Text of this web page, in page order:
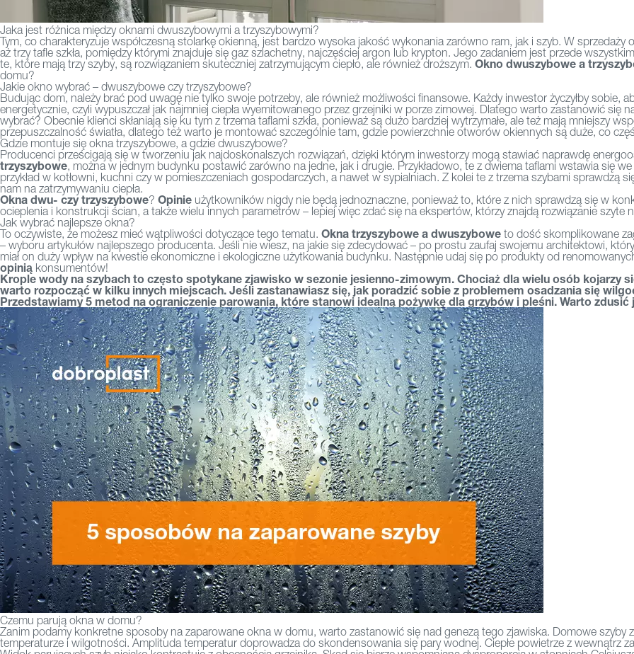
Jaka jest różnica między oknami dwuszybowymi a trzyszybowymi?
Tym, co charakteryzuje współczesną stolarkę okienną, jest bardzo wysoka jakość wykonania zarówno ram, jak i szyb. W
aż trzy tafle szkła, pomiędzy którymi znajduje się gaz szlachetny, najczęściej argon lub krypton. Jego zadaniem jest przede
te, które mają trzy szyby, są rozwiązaniem skuteczniej zatrzymującym ciepło, ale również droższym. Okno dwuszybowe a
domu?
Jakie okno wybrać – dwuszybowe czy trzyszybowe?
Budując dom, należy brać pod uwagę nie tylko swoje potrzeby, ale również możliwości finansowe. Każdy inwestor życzyłby sobie,
energetycznie, czyli wypuszczał jak najmniej ciepła wyemitowanego przez grzejniki w porze zimowej. Dlatego warto zastanowić się
wybrać? Obecnie klienci skłaniają się ku tym z trzema taflami szkła, ponieważ są dużo bardziej wytrzymałe, ale też mają mniejszy
przepuszczalność światła, dlatego też warto je montować szczególnie tam, gdzie powierzchnie otworów okiennych są duże, co
Gdzie montuje się okna trzyszybowe, a gdzie dwuszybowe?
Producenci prześcigają się w tworzeniu jak najdoskonalszych rozwiązań, dzięki którym inwestorzy mogą stawiać naprawdę
trzyszybowe, można w jednym budynku postawić zarówno na jedne, jak i drugie. Przykładowo, te z dwiema taflami wstawia się
przykład w kotłowni, kuchni czy w pomieszczeniach gospodarczych, a nawet w sypialniach. Z kolei te z trzema szybami sprawdzą
nam na zatrzymywaniu ciepła.
Okna dwu- czy trzyszybowe? Opinie użytkowników nigdy nie będą jednoznaczne, ponieważ to, które z nich sprawdzą się w
ocieplenia i konstrukcji ścian, a także wielu innych parametrów – lepiej więc zdać się na ekspertów, którzy znajdą rozwiązanie szyte
Jak wybrać najlepsze okna?
To oczywiste, że możesz mieć wątpliwości dotyczące tego tematu. Okna trzyszybowe a dwuszybowe to dość skomplikowane
– wyboru artykułów najlepszego producenta. Jeśli nie wiesz, na jakie się zdecydować – po prostu zaufaj swojemu architektowi,
miał on duży wpływ na kwestie ekonomiczne i ekologiczne użytkowania budynku. Następnie udaj się po produkty od
opinią konsumentów!
Krople wody na szybach to często spotykane zjawisko w sezonie jesienno-zimowym. Chociaż dla wielu osób kojarzy
warto rozpocząć w kilku innych miejscach. Jeśli zastanawiasz się, jak poradzić sobie z problemem osadzania się
Przedstawiamy 5 metod na ograniczenie parowania, które stanowi idealną pożywkę dla grzybów i pleśni. Warto
Czemu parują okna w domu?
Zanim podamy konkretne sposoby na zaparowane okna w domu, warto zastanowić się nad genezą tego zjawiska. Domowe
temperaturze i wilgotności. Amplituda temperatur doprowadza do skondensowania się pary wodnej. Ciepłe powietrze z wewnątrz